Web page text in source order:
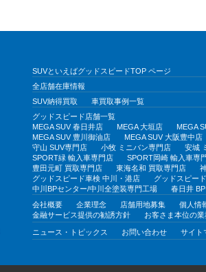
SUVといえばグッドスピードTOP ページ
全店舗在庫情報
SUV納得買取
車買取事例一覧
グッドスピード店舗一覧
MEGA SUV 春日井店
MEGA 大垣店 MEGA
MEGA SUV 豊川御油店
MEGA SUV 大阪豊中店
守山 SUV専門店
小牧 ミニバン専門店 安城
SPORT緑 輸入車専門店
SPORT岡崎 輸入車専
豊田元町 買取専門店
東海名和 買取専門店
グッドスピード車検 中川・港店
グッドスピー
中川BPセンター/中川全塗装専門工場
春日井
会社概要 企業理念 店舗用地募集 個人情
金融サービス提供の勧誘方針
お客さま本位の
ニュース・トピックス お問い合わせ サイト